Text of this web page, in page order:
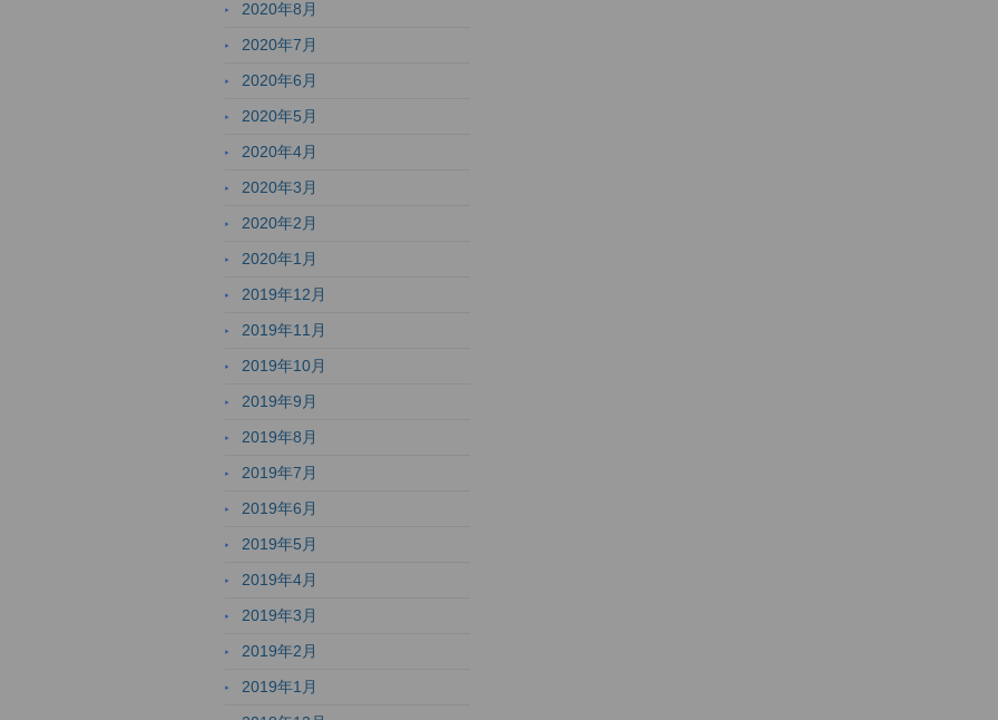
2020年8月
2020年7月
2020年6月
2020年5月
2020年4月
2020年3月
2020年2月
2020年1月
2019年12月
2019年11月
2019年10月
2019年9月
2019年8月
2019年7月
2019年6月
2019年5月
2019年4月
2019年3月
2019年2月
2019年1月